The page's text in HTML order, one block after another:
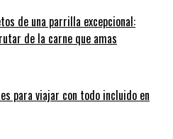
de una parrilla excepcional:
de la carne que amas
para viajar con todo incluido en